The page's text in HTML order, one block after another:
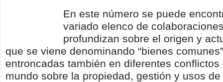
En este número se puede
variado elenco de
profundizan sobre el origen y
que se viene denominando “bienes
entroncadas también en diferentes
mundo sobre la propiedad, gestión y usos